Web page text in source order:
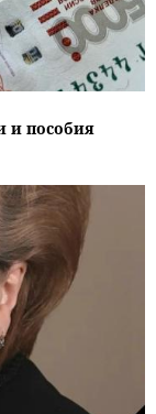
и пособия